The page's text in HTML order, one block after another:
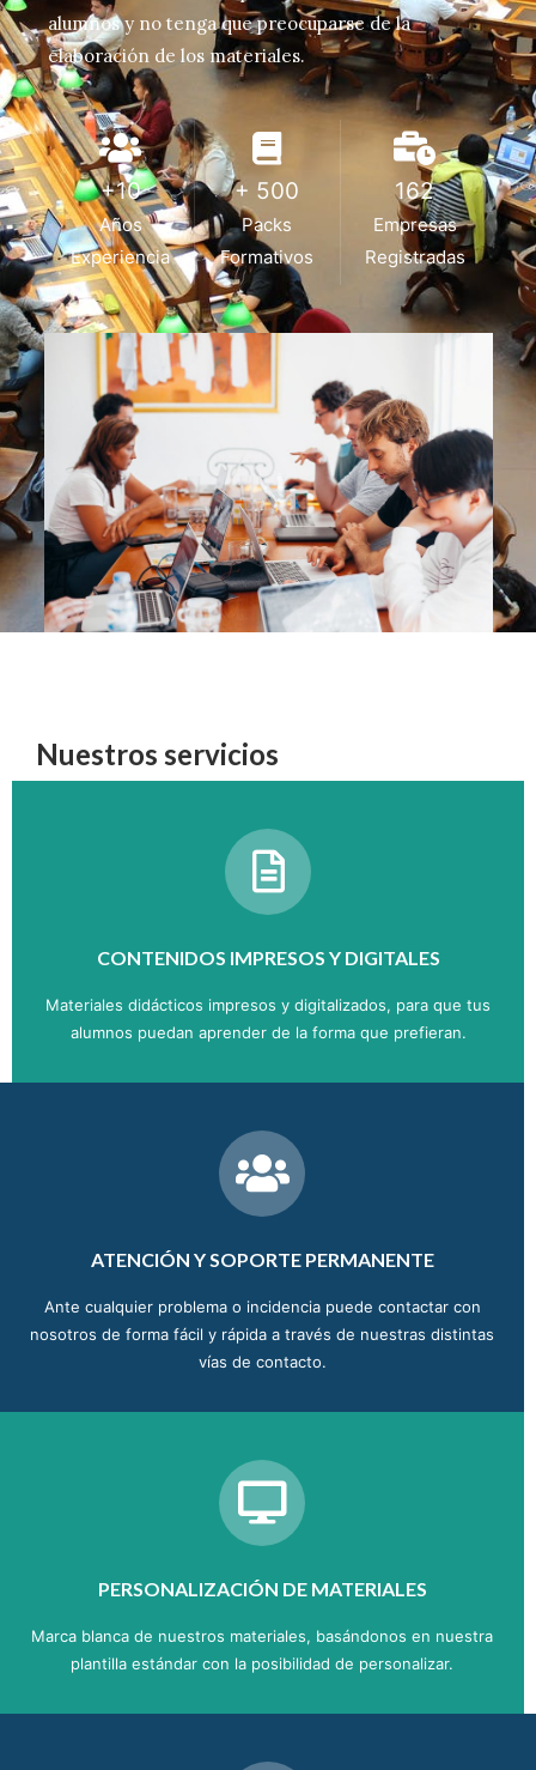
alumnos y no tenga que preocuparse de la
elaboración de los materiales.
+10
Años
Experiencia
+ 500
Packs
Formativos
162
Empresas
Registradas
Nuestros servicios
CONTENIDOS IMPRESOS Y DIGITALES
Materiales didácticos impresos y digitalizados, para que tus
alumnos puedan aprender de la forma que prefieran.
ATENCIÓN Y SOPORTE PERMANENTE
Ante cualquier problema o incidencia puede contactar con
nosotros de forma fácil y rápida a través de nuestras distintas
vías de contacto.
PERSONALIZACIÓN DE MATERIALES
Marca blanca de nuestros materiales, basándonos en nuestra
plantilla estándar con la posibilidad de personalizar.